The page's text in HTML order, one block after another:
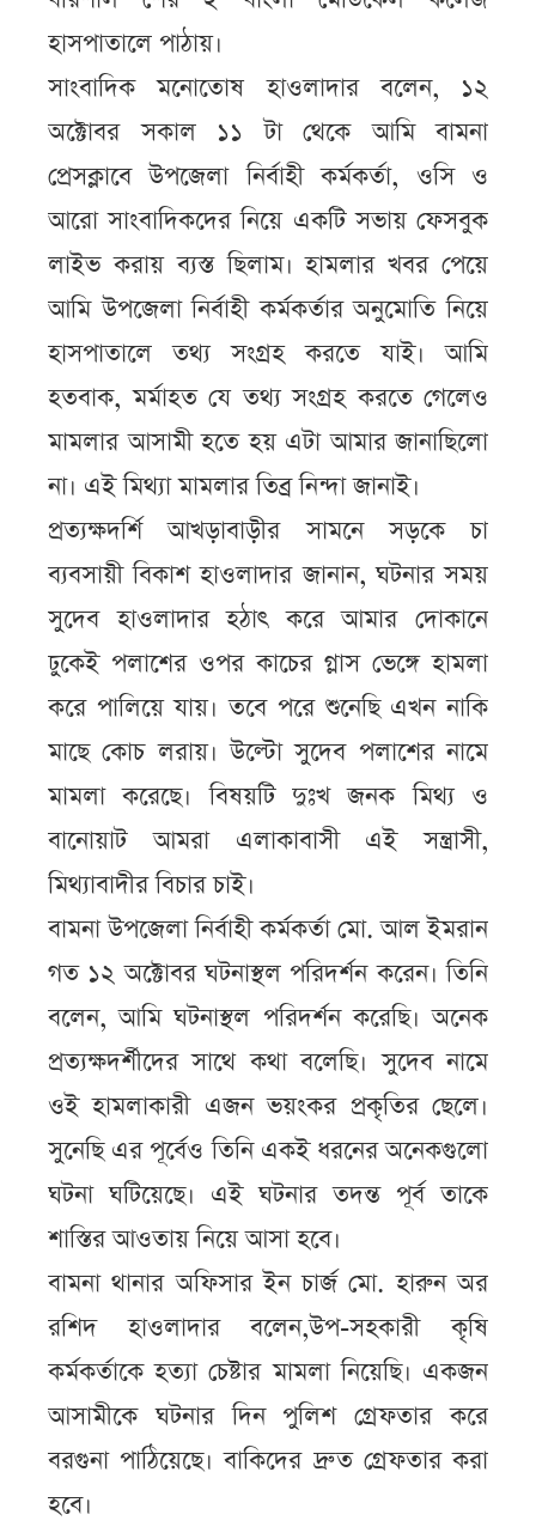
হাসপাতালে পাঠায়।
সাংবাদিক মনোতোষ হাওলাদার বলেন, ১২
অক্টোবর সকাল ১১ টা থেকে আমি বামনা
প্রেসক্লাবে উপজেলা নির্বাহী কর্মকর্তা, ওসি ও
আরো সাংবাদিকদের নিয়ে একটি সভায় ফেসবুক
লাইভ করায় ব্যস্ত ছিলাম। হামলার খবর পেয়ে
আমি উপজেলা নির্বাহী কর্মকর্তার অনুমোতি নিয়ে
হাসপাতালে তথ্য সংগ্রহ করতে যাই। আমি
হতবাক, মর্মাহত যে তথ্য সংগ্রহ করতে গেলেও
মামলার আসামী হতে হয় এটা আমার জানাছিলো
না। এই মিথ্যা মামলার তিব্র নিন্দা জানাই।
প্রত্যক্ষদর্শি আখড়াবাড়ীর সামনে সড়কে চা
ব্যবসায়ী বিকাশ হাওলাদার জানান, ঘটনার সময়
সুদেব হাওলাদার হঠাৎ করে আমার দোকানে
ঢুকেই পলাশের ওপর কাচের গ্লাস ভেঙ্গে হামলা
করে পালিয়ে যায়। তবে পরে শুনেছি এখন নাকি
মাছে কোচ লরায়। উল্টো সুদেব পলাশের নামে
মামলা করেছে। বিষয়টি দুঃখ জনক মিথ্য ও
বানোয়াট আমরা এলাকাবাসী এই সন্ত্রাসী,
মিথ্যাবাদীর বিচার চাই।
বামনা উপজেলা নির্বাহী কর্মকর্তা মো. আল ইমরান
গত ১২ অক্টোবর ঘটনাস্থল পরিদর্শন করেন। তিনি
বলেন, আমি ঘটনাস্থল পরিদর্শন করেছি। অনেক
প্রত্যক্ষদর্শীদের সাথে কথা বলেছি। সুদেব নামে
ওই হামলাকারী এজন ভয়ংকর প্রকৃতির ছেলে।
সুনেছি এর পূর্বেও তিনি একই ধরনের অনেকগুলো
ঘটনা ঘটিয়েছে। এই ঘটনার তদন্ত পূর্ব তাকে
শাস্তির আওতায় নিয়ে আসা হবে।
বামনা থানার অফিসার ইন চার্জ মো. হারুন অর
রশিদ হাওলাদার বলেন,উপ-সহকারী কৃষি
কর্মকর্তাকে হত্যা চেষ্টার মামলা নিয়েছি। একজন
আসামীকে ঘটনার দিন পুলিশ গ্রেফতার করে
বরগুনা পাঠিয়েছে। বাকিদের দ্রুত গ্রেফতার করা
হবে।